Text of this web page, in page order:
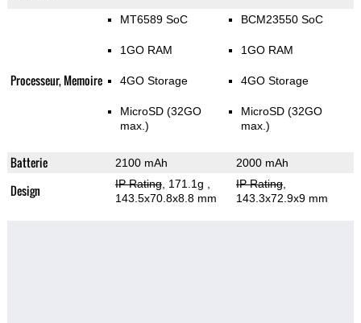
Processeur, Memoire
MT6589 SoC
1GO RAM
4GO Storage
MicroSD (32GO
max.)
BCM23550 SoC
1GO RAM
4GO Storage
MicroSD (32GO
max.)
Batterie 2100 mAh 2000 mAh
Design IP Rating, 171.1g
143.5x70.8x8.8 mm
IP Rating,
143.3x72.9x9 mm